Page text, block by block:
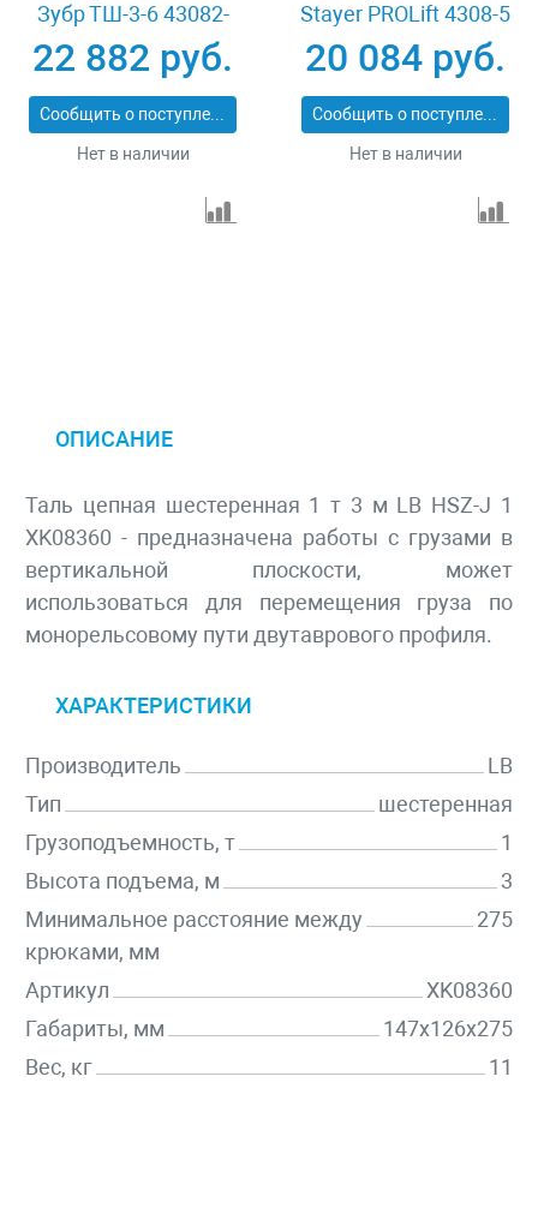
Зубр ТШ-3-6 43082-
3_z01
22 882 руб.
Сообщить о поступлении
Нет в наличии
Stayer PROLift 4308-5
20 084 руб.
Сообщить о поступлении
Нет в наличии
ОПИСАНИЕ
Таль цепная шестеренная 1 т 3 м LB HSZ-J 1
XK08360 - предназначена работы с грузами в
вертикальной плоскости, может
использоваться для перемещения груза по
монорельсовому пути двутаврового профиля.
ХАРАКТЕРИСТИКИ
Производитель
LB
Тип
шестеренная
Грузоподъемность, т
1
Высота подъема, м
3
Минимальное расстояние между
крюками, мм
275
Артикул
XK08360
Габариты, мм
147x126x275
Вес, кг
11